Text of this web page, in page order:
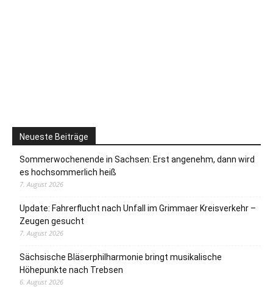
Neueste Beiträge
Sommerwochenende in Sachsen: Erst angenehm, dann wird
es hochsommerlich heiß
7. August 2026
Update: Fahrerflucht nach Unfall im Grimmaer Kreisverkehr –
Zeugen gesucht
7. August 2026
Sächsische Bläserphilharmonie bringt musikalische
Höhepunkte nach Trebsen
6. August 2026